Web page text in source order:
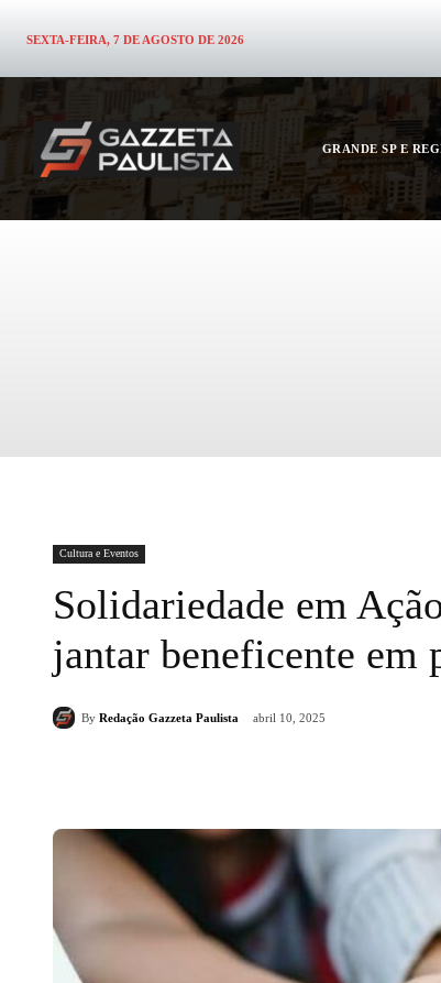
SEXTA-FEIRA, 7 DE AGOSTO DE 2026
GRANDE SP E
Cultura e Eventos
Solidariedade em
jantar beneficente em
By Redação Gazzeta Paulista abril 10, 2025